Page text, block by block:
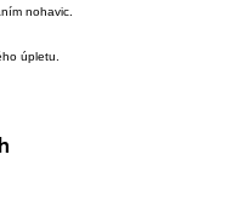
nohavic.
úpletu.